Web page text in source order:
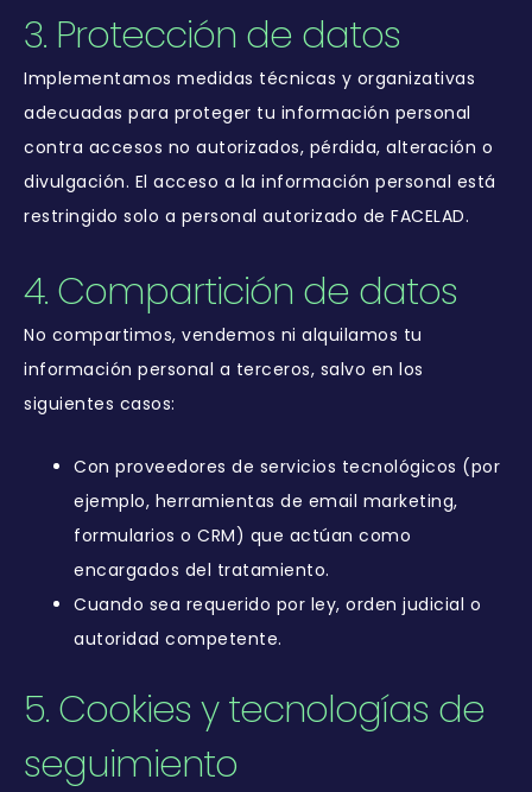
3. Protección de datos
Implementamos medidas técnicas y organizativas
adecuadas para proteger tu información personal
contra accesos no autorizados, pérdida, alteración o
divulgación. El acceso a la información personal está
restringido solo a personal autorizado de FACELAD.
4. Compartición de datos
No compartimos, vendemos ni alquilamos tu
información personal a terceros, salvo en los
siguientes casos:
Con proveedores de servicios tecnológicos (por
ejemplo, herramientas de email marketing,
formularios o CRM) que actúan como
encargados del tratamiento.
Cuando sea requerido por ley, orden judicial o
autoridad competente.
5. Cookies y tecnologías de
seguimiento